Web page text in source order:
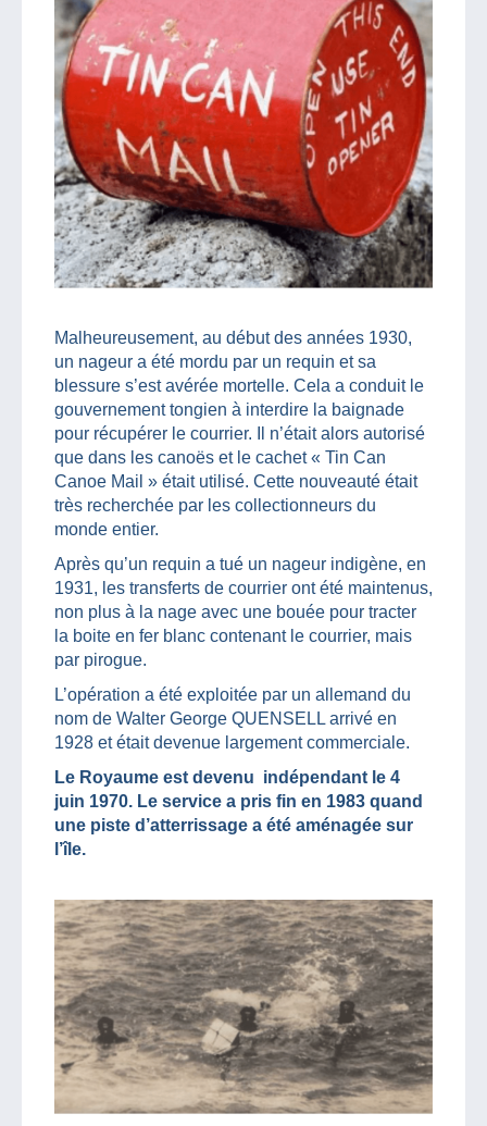
Malheureusement, au début des années 1930,
un nageur a été mordu par un requin et sa
blessure s’est avérée mortelle. Cela a conduit le
gouvernement tongien à interdire la baignade
pour récupérer le courrier. Il n’était alors autorisé
que dans les canoës et le cachet « Tin Can
Canoe Mail » était utilisé. Cette nouveauté était
très recherchée par les collectionneurs du
monde entier.
Après qu’un requin a tué un nageur indigène, en
1931, les transferts de courrier ont été maintenus,
non plus à la nage avec une bouée pour tracter
la boite en fer blanc contenant le courrier, mais
par pirogue.
L’opération a été exploitée par un allemand du
nom de Walter George QUENSELL arrivé en
1928 et était devenue largement commerciale.
Le Royaume est devenu indépendant le 4
juin 1970. Le service a pris fin en 1983 quand
une piste d’atterrissage a été aménagée sur
l’île.